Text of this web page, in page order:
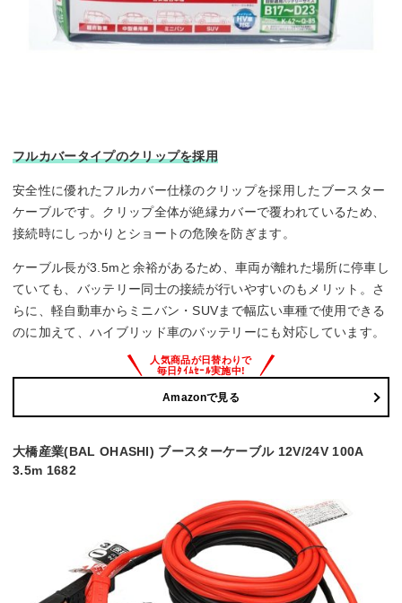
フルカバータイプのクリップを採用
安全性に優れたフルカバー仕様のクリップを採用したブースター
ケーブルです。クリップ全体が絶縁カバーで覆われているため、
接続時にしっかりとショートの危険を防ぎます。
ケーブル長が3.5mと余裕があるため、車両が離れた場所に停車し
ていても、バッテリー同士の接続が行いやすいのもメリット。さ
らに、軽自動車からミニバン・SUVまで幅広い車種で使用できる
のに加えて、ハイブリッド車のバッテリーにも対応しています。
Amazonで見る
大橋産業(BAL OHASHI) ブースターケーブル 12V/24V 100A
3.5m 1682